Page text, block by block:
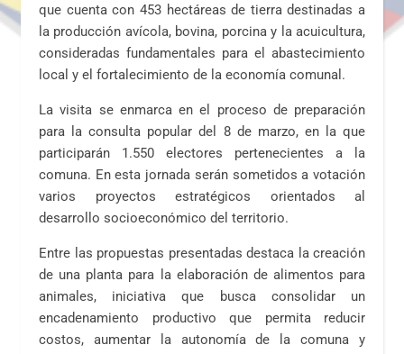
que cuenta con 453 hectáreas de tierra destinadas a
la producción avícola, bovina, porcina y la acuicultura,
consideradas fundamentales para el abastecimiento
local y el fortalecimiento de la economía comunal.
‎‎La visita se enmarca en el proceso de preparación
para la consulta popular del 8 de marzo, en la que
participarán 1.550 electores pertenecientes a la
comuna. En esta jornada serán sometidos a votación
varios proyectos estratégicos orientados al
desarrollo socioeconómico del territorio.‎‎
Entre las propuestas presentadas destaca la creación
de una planta para la elaboración de alimentos para
animales, iniciativa que busca consolidar un
encadenamiento productivo que permita reducir
costos, aumentar la autonomía de la comuna y